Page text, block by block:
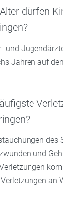
dürfen
und
Jahren auf
des
und
an